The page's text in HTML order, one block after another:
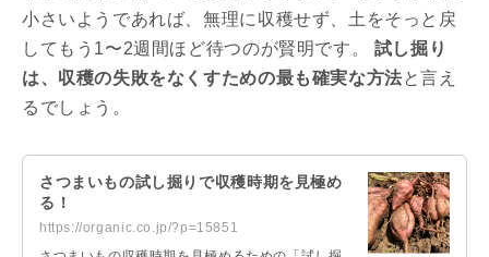
小さいようであれば、無理に収穫せず、土をそっと戻
してもう1〜2週間ほど待つのが賢明です。 試し掘り
は、収穫の失敗をなくすための最も確実な方法と言え
るでしょう。
さつまいもの試し掘りで収穫時期を見極め
る！
https://organic.co.jp/?p=15851